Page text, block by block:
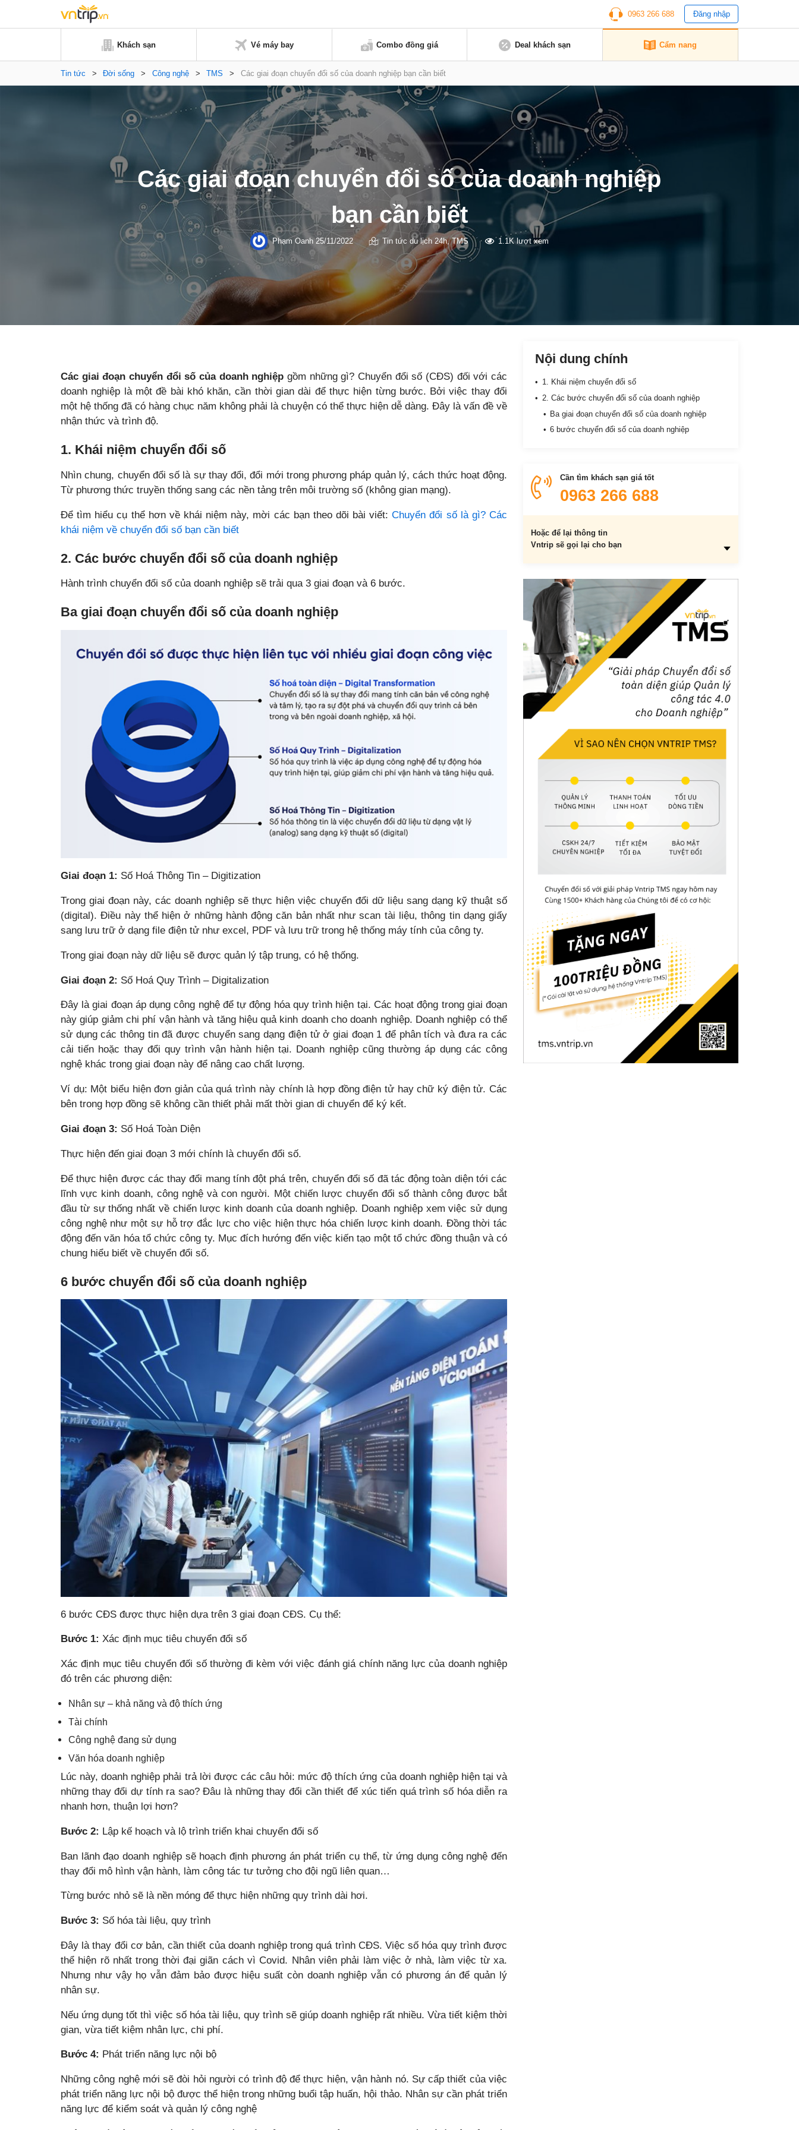
0963 266 688 Đăng nhập
Khách sạn Vé máy bay Combo đồng giá Deal khách sạn Cẩm nang
Tin tức > Đời sống > Công nghệ > TMS > Các giai đoạn chuyển đổi số của doanh nghiệp bạn cần biết
Các giai đoạn chuyển đổi số của doanh nghiệp
bạn cần biết
Phạm Oanh25/11/2022 Tin tức du lịch 24h,TMS 1.1K lượt xem
Các giai đoạn chuyển đổi số của doanh nghiệp gồm những gì? Chuyển đổi số (CĐS) đối với các
doanh nghiệp là một đề bài khó khăn, cần thời gian dài để thực hiện từng bước. Bởi việc thay đổi
một hệ thống đã có hàng chục năm không phải là chuyện có thể thực hiện dễ dàng. Đây là vấn đề về
nhận thức và trình độ.
1. Khái niệm chuyển đổi số
Nhìn chung, chuyển đổi số là sự thay đổi, đổi mới trong phương pháp quản lý, cách thức hoạt động.
Từ phương thức truyền thống sang các nền tảng trên môi trường số (không gian mạng).
Để tìm hiểu cụ thể hơn về khái niệm này, mời các bạn theo dõi bài viết:Chuyển đổi số là gì? Các
khái niệm về chuyển đổi số bạn cần biết
2. Các bước chuyển đổi số của doanh nghiệp
Hành trình chuyển đổi số của doanh nghiệp sẽ trải qua 3 giai đoạn và 6 bước.
Ba giai đoạn chuyển đổi số của doanh nghiệp
Giai đoạn 1: Số Hoá Thông Tin – Digitization
Trong giai đoạn này, các doanh nghiệp sẽ thực hiện việc chuyển đổi dữ liệu sang dạng kỹ thuật số
(digital). Điều này thể hiện ở những hành động căn bản nhất như scan tài liệu, thông tin dạng giấy
sang lưu trữ ở dạng file điện tử như excel, PDF và lưu trữ trong hệ thống máy tính của công ty.
Trong giai đoạn này dữ liệu sẽ được quản lý tập trung, có hệ thống.
Giai đoạn 2: Số Hoá Quy Trình – Digitalization
Đây là giai đoạn áp dụng công nghệ để tự động hóa quy trình hiện tại. Các hoạt động trong giai đoạn
này giúp giảm chi phí vận hành và tăng hiệu quả kinh doanh cho doanh nghiệp. Doanh nghiệp có thể
sử dụng các thông tin đã được chuyển sang dạng điện tử ở giai đoạn 1 để phân tích và đưa ra các
cải tiến hoặc thay đổi quy trình vận hành hiện tại. Doanh nghiệp cũng thường áp dụng các công
nghệ khác trong giai đoạn này để nâng cao chất lượng.
Ví dụ: Một biểu hiện đơn giản của quá trình này chính là hợp đồng điện tử hay chữ ký điện tử. Các
bên trong hợp đồng sẽ không cần thiết phải mất thời gian di chuyển để ký kết.
Giai đoạn 3: Số Hoá Toàn Diện
Thực hiện đến giai đoạn 3 mới chính là chuyển đổi số.
Để thực hiện được các thay đổi mang tính đột phá trên, chuyển đổi số đã tác động toàn diện tới các
lĩnh vực kinh doanh, công nghệ và con người. Một chiến lược chuyển đổi số thành công được bắt
đầu từ sự thống nhất về chiến lược kinh doanh của doanh nghiệp. Doanh nghiệp xem việc sử dụng
công nghệ như một sự hỗ trợ đắc lực cho việc hiện thực hóa chiến lược kinh doanh. Đồng thời tác
động đến văn hóa tổ chức công ty. Mục đích hướng đến việc kiến tạo một tổ chức đồng thuận và có
chung hiểu biết về chuyển đổi số.
6 bước chuyển đổi số của doanh nghiệp
6 bước CĐS được thực hiện dựa trên 3 giai đoạn CĐS. Cụ thể:
Bước 1: Xác định mục tiêu chuyển đổi số
Xác định mục tiêu chuyển đối số thường đi kèm với việc đánh giá chính năng lực của doanh nghiệp
đó trên các phương diện:
Nhân sự – khả năng và độ thích ứng
Tài chính
Công nghệ đang sử dụng
Văn hóa doanh nghiệp
Lúc này, doanh nghiệp phải trả lời được các câu hỏi: mức độ thích ứng của doanh nghiệp hiện tại và
những thay đổi dự tính ra sao? Đâu là những thay đổi cần thiết để xúc tiến quá trình số hóa diễn ra
nhanh hơn, thuận lợi hơn?
Bước 2: Lập kế hoạch và lộ trình triển khai chuyển đổi số
Ban lãnh đạo doanh nghiệp sẽ hoạch định phương án phát triển cụ thể, từ ứng dụng công nghệ đến
thay đổi mô hình vận hành, làm công tác tư tưởng cho đội ngũ liên quan…
Từng bước nhỏ sẽ là nền móng để thực hiện những quy trình dài hơi.
Bước 3: Số hóa tài liệu, quy trình
Đây là thay đổi cơ bản, cần thiết của doanh nghiệp trong quá trình CĐS. Việc số hóa quy trình được
thể hiện rõ nhất trong thời đại giãn cách vì Covid. Nhân viên phải làm việc ở nhà, làm việc từ xa.
Nhưng như vậy họ vẫn đảm bảo được hiệu suất còn doanh nghiệp vẫn có phương án để quản lý
nhân sự.
Nếu ứng dụng tốt thì việc số hóa tài liệu, quy trình sẽ giúp doanh nghiệp rất nhiều. Vừa tiết kiệm thời
gian, vừa tiết kiệm nhân lực, chi phí.
Bước 4: Phát triển năng lực nội bộ
Những công nghệ mới sẽ đòi hỏi người có trình độ để thực hiện, vận hành nó. Sự cấp thiết của việc
phát triển năng lực nội bộ được thể hiện trong những buổi tập huấn, hội thảo. Nhân sự cần phát triển
năng lực để kiểm soát và quản lý công nghệ
Nội dung chính
1. Khái niệm chuyển đổi số
2. Các bước chuyển đổi số của doanh nghiệp
Ba giai đoạn chuyển đổi số của doanh nghiệp
6 bước chuyển đổi số của doanh nghiệp
Cần tìm khách sạn giá tốt
0963 266 688
Hoặc để lại thông tin
Vntrip sẽ gọi lại cho bạn